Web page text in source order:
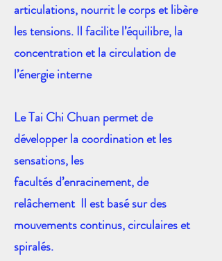
articulations, nourrit le corps et libère
les tensions. Il facilite l’équilibre, la
concentration et la circulation de
l’énergie interne
Le Tai Chi Chuan permet de
développer la coordination et les
sensations, les
facultés d’enracinement, de
relâchement Il est basé sur des
mouvements continus, circulaires et
spiralés.